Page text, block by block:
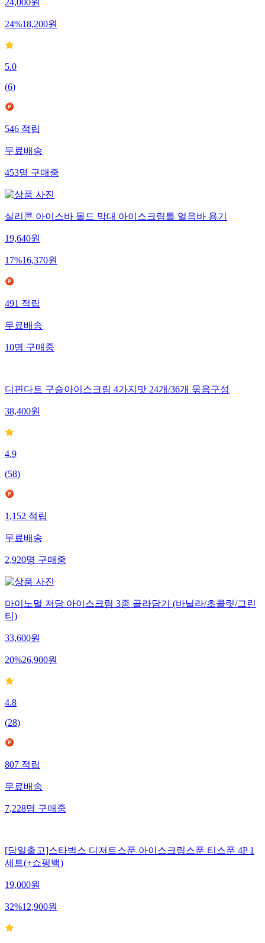
24,000원
24%18,200원
5.0
(6)
546적립
무료배송
453명구매중
실리콘 아이스바 몰드 막대 아이스크림틀 얼음바 용기
19,640원
17%16,370원
491적립
무료배송
10명구매중
디핀다트 구슬아이스크림 4가지맛 24개/36개 묶음구성
38,400원
4.9
(58)
1,152적립
무료배송
2,920명구매중
마이노멀 저당 아이스크림 3종 골라담기 (바닐라/초콜릿/그린
티)
33,600원
20%26,900원
4.8
(28)
807적립
무료배송
7,228명구매중
[당일출고]스타벅스 디저트스푼 아이스크림스푼 티스푼 4P 1
세트(+쇼핑백)
19,000원
32%12,900원